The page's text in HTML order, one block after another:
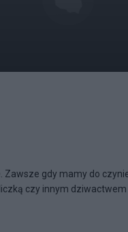
gdy mamy do
czy innym dziwactwem